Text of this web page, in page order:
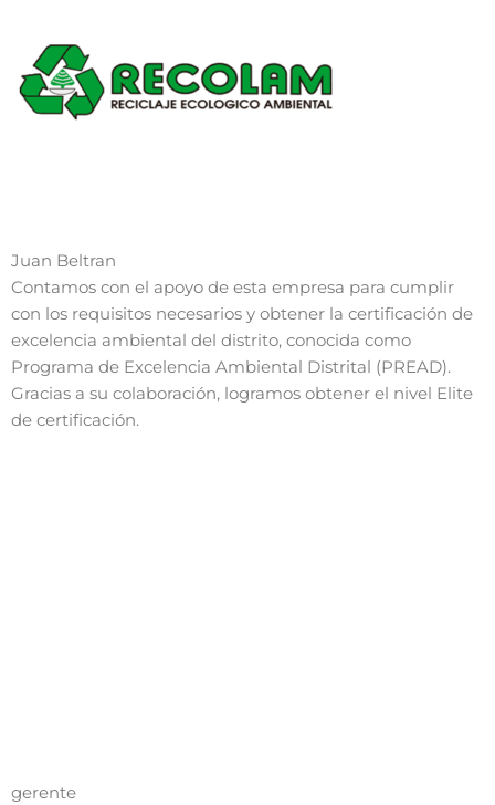
Juan Beltran
Contamos con el apoyo de esta empresa para cumplir
con los requisitos necesarios y obtener la certificación de
excelencia ambiental del distrito, conocida como
Programa de Excelencia Ambiental Distrital (PREAD).
Gracias a su colaboración, logramos obtener el nivel Elite
de certificación.
gerente